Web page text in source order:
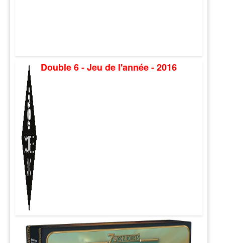
Double 6 - Jeu de l'année - 2016